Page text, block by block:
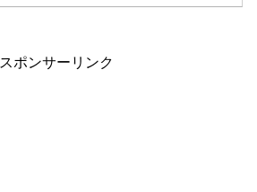
スポンサーリンク